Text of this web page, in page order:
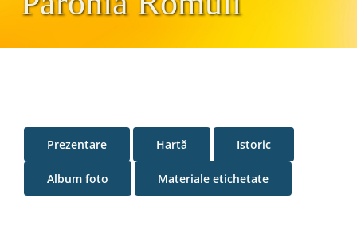
Liturgic
Prezentare Hartă Istoric
Album foto Materiale etichetate